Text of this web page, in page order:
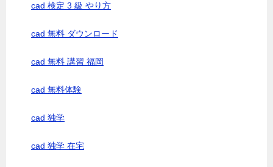
cad 検定 3 級 やり方
cad 無料 ダウンロード
cad 無料 講習 福岡
cad 無料体験
cad 独学
cad 独学 在宅